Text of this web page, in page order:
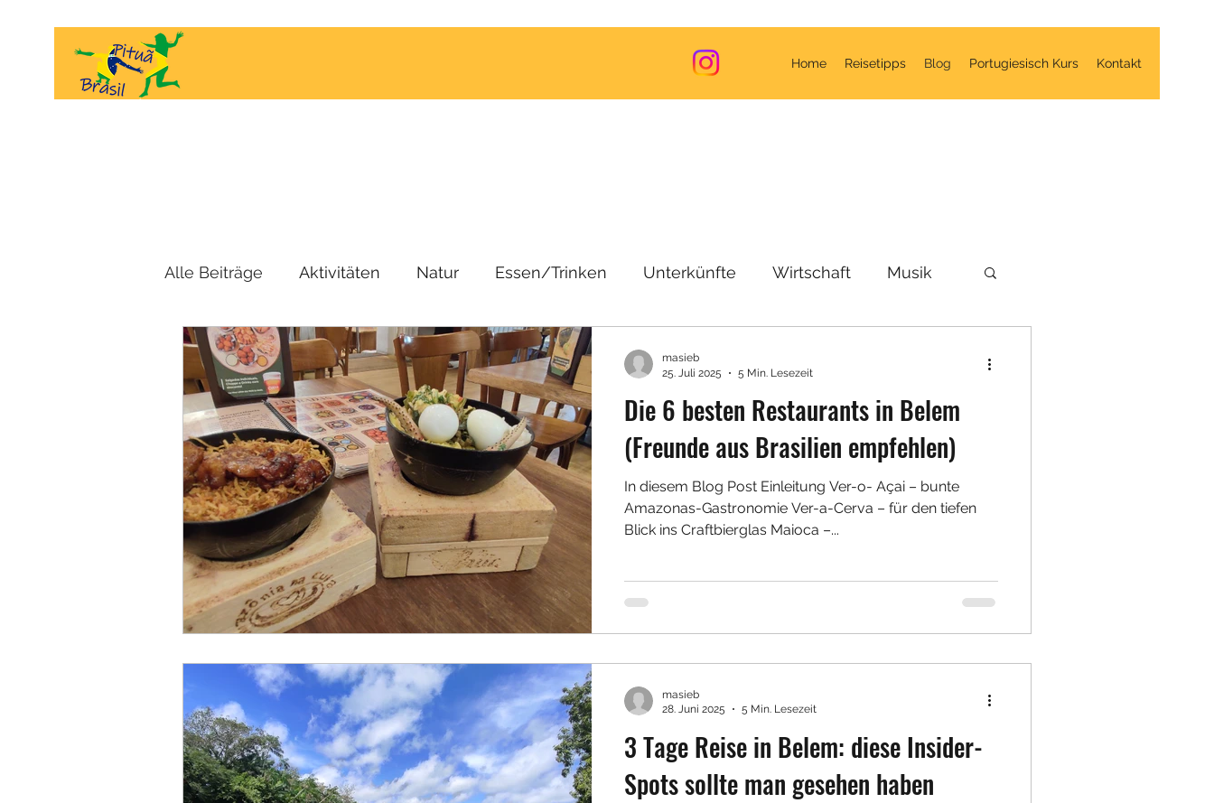
Home Reisetipps Blog Portugiesisch Kurs Kontakt
Alle Beiträge Aktivitäten Natur Essen/Trinken Unterkünfte Wirtschaft Musik
Videos Interviews die Menschen Reiseinformationen
Reiserouten
Die 6 besten Restaurants in Belem
(Freunde aus Brasilien empfehlen)
In diesem Blog Post Einleitung Ver-o- Açai – bunte
Amazonas-Gastronomie Ver-a-Cerva – für den tiefen
Blick ins Craftbierglas Maioca –...
masieb
25. Juli 2025
5 Min. Lesezeit
3 Tage Reise in Belem: diese Insider-
Spots sollte man gesehen haben
masieb
28. Juni 2025
5 Min. Lesezeit